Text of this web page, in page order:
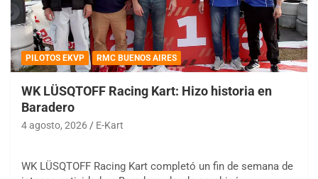
PILOTOS EKVP RMC BUENOS AIRES
WK LÜSQTOFF Racing Kart: Hizo historia en
Baradero
4 agosto, 2026 E-Kart
WK LÜSQTOFF Racing Kart completó un fin de semana de
COBERTURA ESPECIAL DE E-KART.COM.AR